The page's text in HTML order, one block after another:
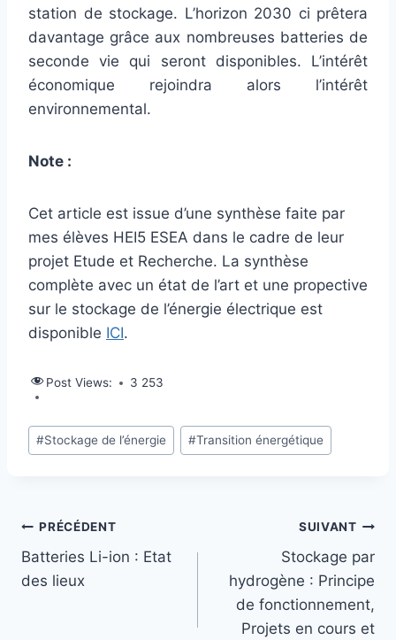
station de stockage. L’horizon 2030 ci prêtera
davantage grâce aux nombreuses batteries de
seconde vie qui seront disponibles. L’intérêt
économique rejoindra alors l’intérêt
environnemental.
Note :
Cet article est issue d’une synthèse faite par
mes élèves HEI5 ESEA dans le cadre de leur
projet Etude et Recherche. La synthèse
complète avec un état de l’art et une propective
sur le stockage de l’énergie électrique est
disponible ICI.
Post Views: 3 253
Étiquettes
de
#Stockage de l’énergie #Transition énergétique
Navigation
de
PRÉCÉDENT
Batteries Li-ion : Etat
des lieux
SUIVANT
Stockage par
hydrogène : Principe
de fonctionnement,
Projets en cours et